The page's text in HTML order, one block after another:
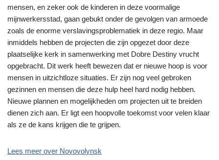
mensen, en zeker ook de kinderen in deze voormalige
mijnwerkersstad, gaan gebukt onder de gevolgen van armoede
zoals de enorme verslavingsproblematiek in deze regio. Maar
inmiddels hebben de projecten die zijn opgezet door deze
plaatselijke kerk in samenwerking met Dobre Destiny vrucht
opgebracht. Dit werk heeft bewezen dat er nieuwe hoop is voor
mensen in uitzichtloze situaties. Er zijn nog veel gebroken
gezinnen en mensen die deze hulp heel hard nodig hebben.
Nieuwe plannen en mogelijkheden om projecten uit te breiden
dienen zich aan. Er ligt een hoopvolle toekomst voor velen klaar
als ze de kans krijgen die te grijpen.
Lees meer over Novovolynsk